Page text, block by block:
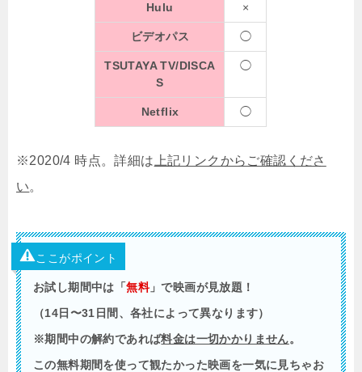
Hulu ×
ビデオパス ◯
TSUTAYA TV/DISCA
S
◯
Netflix ◯
※2020/4 時点。詳細は 上記リンクからご確認くださ
い。
ここがポイント
お試し期間中は「無料」で映画が見放題！
（14日〜31日間、各社によって異なります）
※期間中の解約であれば料金は一切かかりません。
この無料期間を使って観たかった映画を一気に見ちゃお